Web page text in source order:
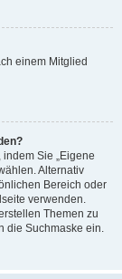
einem Mitglied
Sie „Eigene
Alternativ
Bereich oder
verwenden.
Themen zu
die Suchmaske ein.